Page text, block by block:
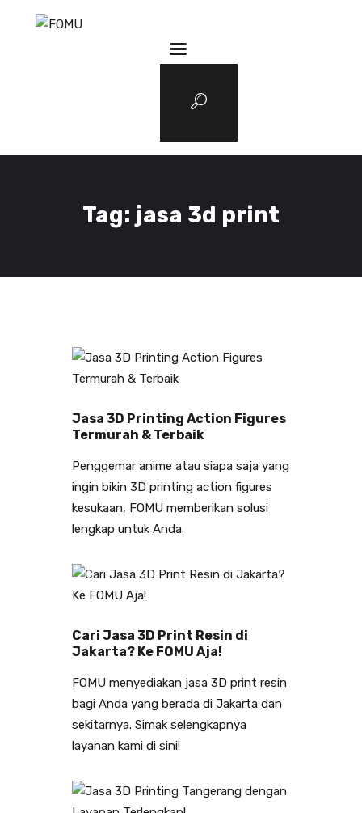
Tag: jasa 3d print
Tentang FOMU
Blog
Jasa 3D Printing Action Figures
Termurah & Terbaik
Penggemar anime atau siapa saja yang
ingin bikin 3D printing action figures
kesukaan, FOMU memberikan solusi
lengkap untuk Anda.
Cari Jasa 3D Print Resin di
Jakarta? Ke FOMU Aja!
FOMU menyediakan jasa 3D print resin
bagi Anda yang berada di Jakarta dan
sekitarnya. Simak selengkapnya
layanan kami di sini!